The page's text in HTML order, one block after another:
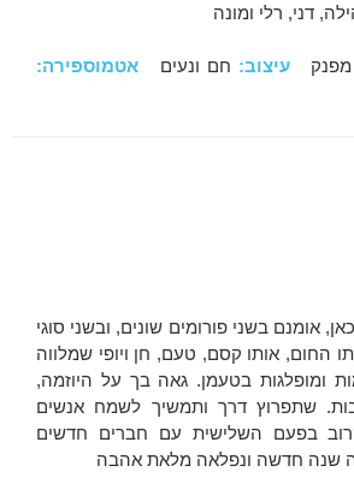
דני, רלי ומונה
מפנקעיצוב: חם ונעים אטמוספירה:
אומנם בשני פורומים שונים, ובשני סוגי
החום, אותו קסם, טעם, חן ויופי שמלווה
ומופלגות בטעמן. גאה בך על היוזמה,
שתפרוץ דרך ותמשיך לשמח אנשים
בפעם השלישית עם חברים חדשים
שנה חדשה ונפלאה מלאת אהבה